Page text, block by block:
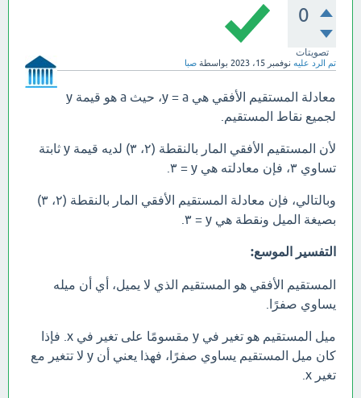
0
تصويتات
تم الرد عليه نوفمبر 15، 2023 بواسطة صبا
معادلة المستقيم الأفقي هي y = a، حيث a هو قيمة y
لجميع نقاط المستقيم.
لأن المستقيم الأفقي المار بالنقطة (٢، ٣) لديه قيمة y ثابتة
تساوي ٣، فإن معادلته هي y = ٣.
وبالتالي، فإن معادلة المستقيم الأفقي المار بالنقطة (٢، ٣)
بصيغة الميل ونقطة هي y = ٣.
التفسير الموسع:
المستقيم الأفقي هو المستقيم الذي لا يميل، أي أن ميله
يساوي صفرًا.
ميل المستقيم هو تغير في y مقسومًا على تغير في x. فإذا
كان ميل المستقيم يساوي صفرًا، فهذا يعني أن y لا تتغير مع
تغير x.